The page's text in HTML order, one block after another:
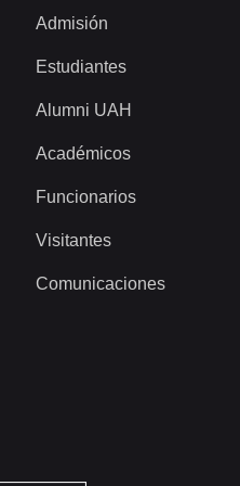
Admisión
Estudiantes
Alumni UAH
Académicos
Funcionarios
Visitantes
Comunicaciones